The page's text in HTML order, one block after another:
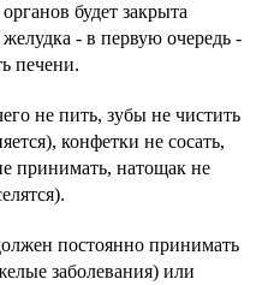
будет закрыта
- в первую очередь -
печени.
не пить, зубы не чистить
конфетки не сосать,
принимать, натощак не
постоянно принимать
заболевания) или